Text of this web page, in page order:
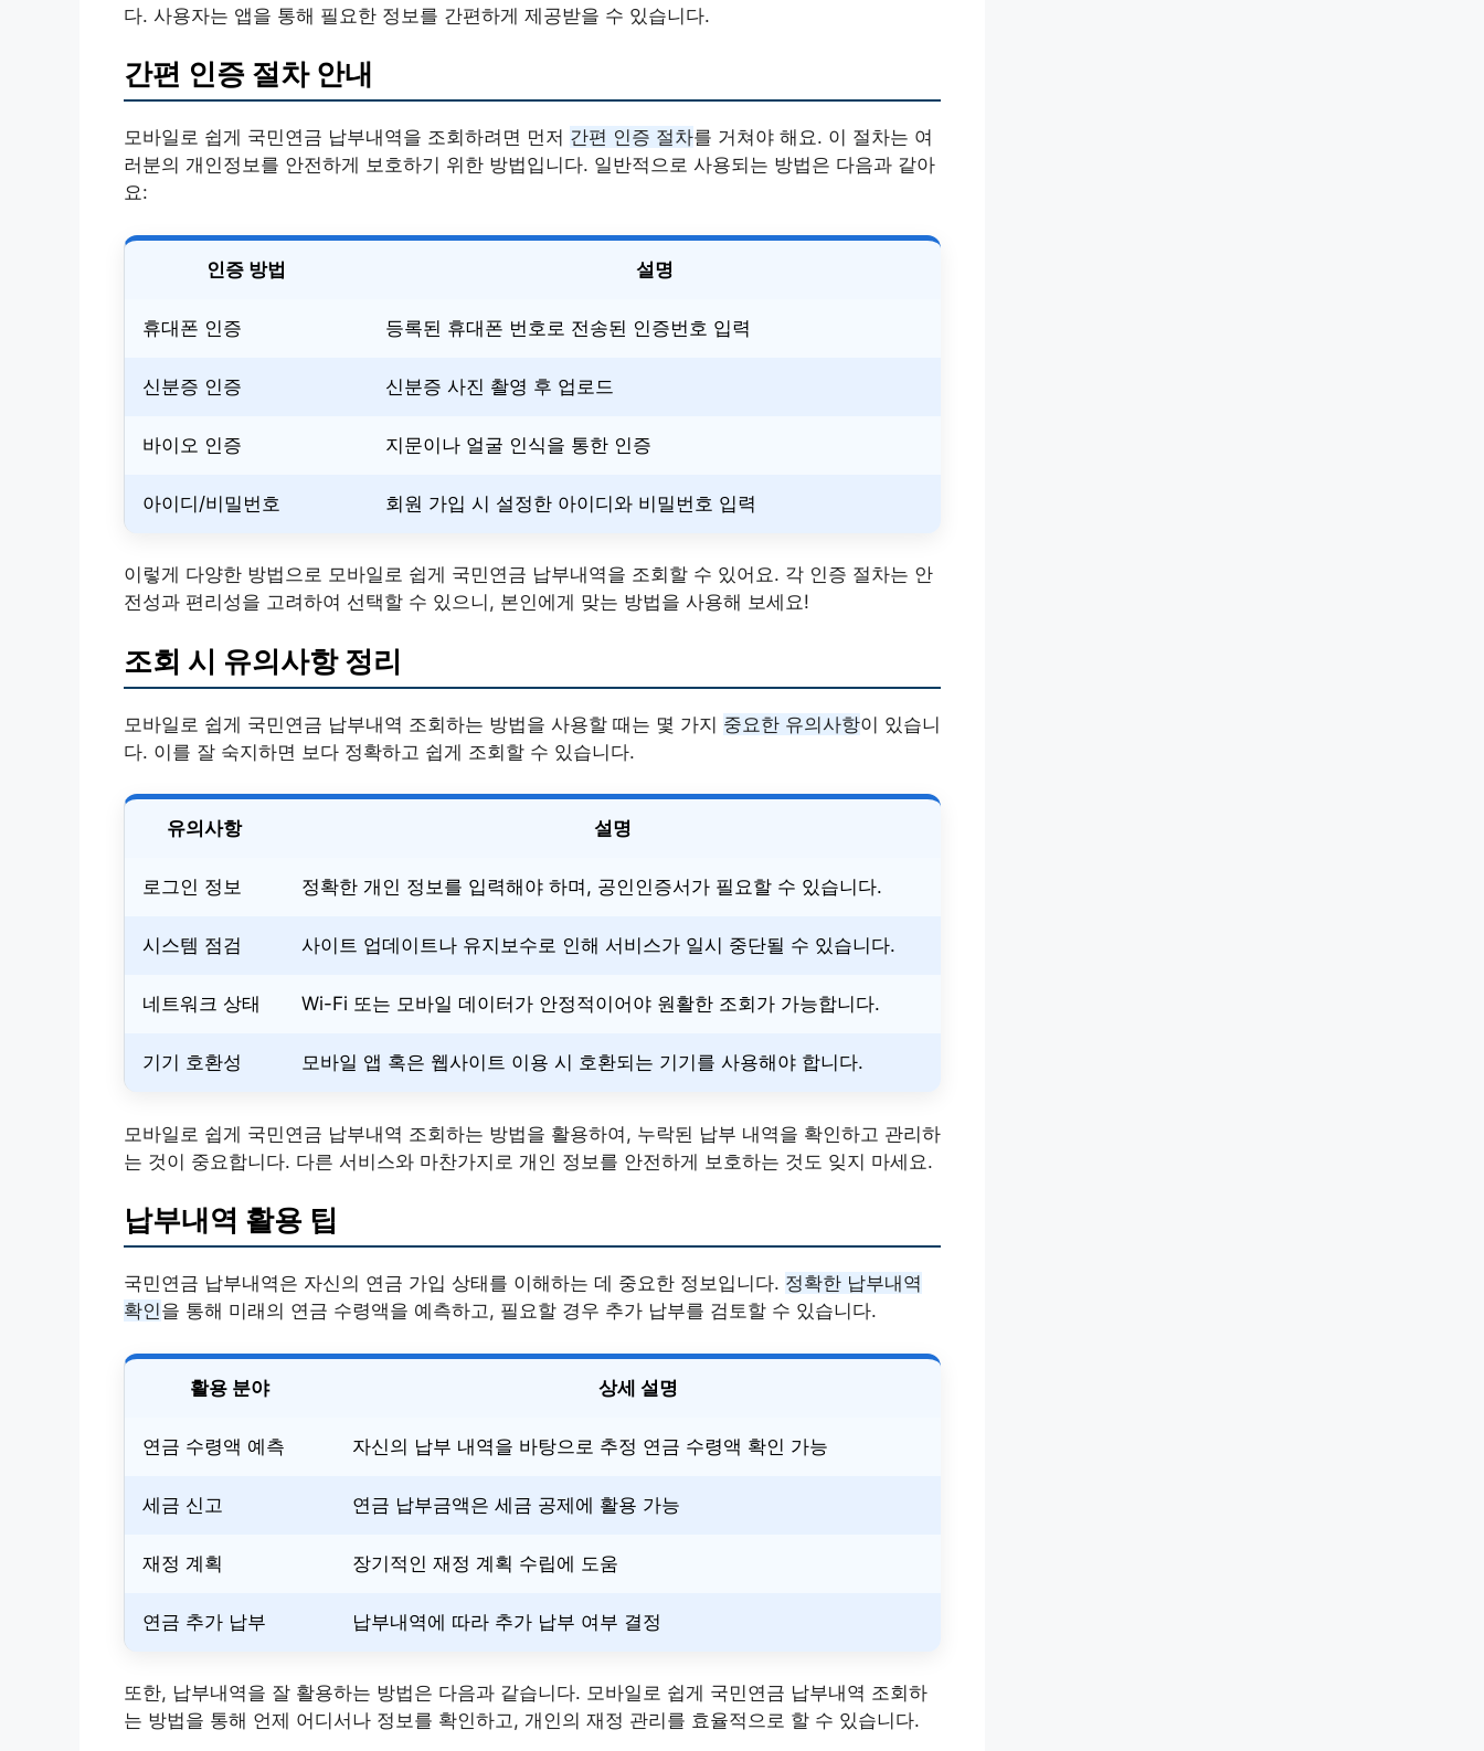
다. 사용자는 앱을 통해 필요한 정보를 간편하게 제공받을 수 있습니다.
간편 인증 절차 안내
모바일로 쉽게 국민연금 납부내역을 조회하려면 먼저 간편 인증 절차를 거쳐야 해요. 이 절차는 여
러분의 개인정보를 안전하게 보호하기 위한 방법입니다. 일반적으로 사용되는 방법은 다음과 같아
요:
인증 방법 설명
휴대폰 인증 등록된 휴대폰 번호로 전송된 인증번호 입력
신분증 인증 신분증 사진 촬영 후 업로드
바이오 인증 지문이나 얼굴 인식을 통한 인증
아이디/비밀번호 회원 가입 시 설정한 아이디와 비밀번호 입력
이렇게 다양한 방법으로 모바일로 쉽게 국민연금 납부내역을 조회할 수 있어요. 각 인증 절차는 안
전성과 편리성을 고려하여 선택할 수 있으니, 본인에게 맞는 방법을 사용해 보세요!
조회 시 유의사항 정리
모바일로 쉽게 국민연금 납부내역 조회하는 방법을 사용할 때는 몇 가지 중요한 유의사항이 있습니
다. 이를 잘 숙지하면 보다 정확하고 쉽게 조회할 수 있습니다.
유의사항 설명
로그인 정보 정확한 개인 정보를 입력해야 하며, 공인인증서가 필요할 수 있습니다.
시스템 점검 사이트 업데이트나 유지보수로 인해 서비스가 일시 중단될 수 있습니다.
네트워크 상태 Wi-Fi 또는 모바일 데이터가 안정적이어야 원활한 조회가 가능합니다.
기기 호환성 모바일 앱 혹은 웹사이트 이용 시 호환되는 기기를 사용해야 합니다.
모바일로 쉽게 국민연금 납부내역 조회하는 방법을 활용하여, 누락된 납부 내역을 확인하고 관리하
는 것이 중요합니다. 다른 서비스와 마찬가지로 개인 정보를 안전하게 보호하는 것도 잊지 마세요.
납부내역 활용 팁
국민연금 납부내역은 자신의 연금 가입 상태를 이해하는 데 중요한 정보입니다. 정확한 납부내역
확인을 통해 미래의 연금 수령액을 예측하고, 필요할 경우 추가 납부를 검토할 수 있습니다.
활용 분야 상세 설명
연금 수령액 예측 자신의 납부 내역을 바탕으로 추정 연금 수령액 확인 가능
세금 신고 연금 납부금액은 세금 공제에 활용 가능
재정 계획 장기적인 재정 계획 수립에 도움
연금 추가 납부 납부내역에 따라 추가 납부 여부 결정
또한, 납부내역을 잘 활용하는 방법은 다음과 같습니다. 모바일로 쉽게 국민연금 납부내역 조회하
는 방법을 통해 언제 어디서나 정보를 확인하고, 개인의 재정 관리를 효율적으로 할 수 있습니다.